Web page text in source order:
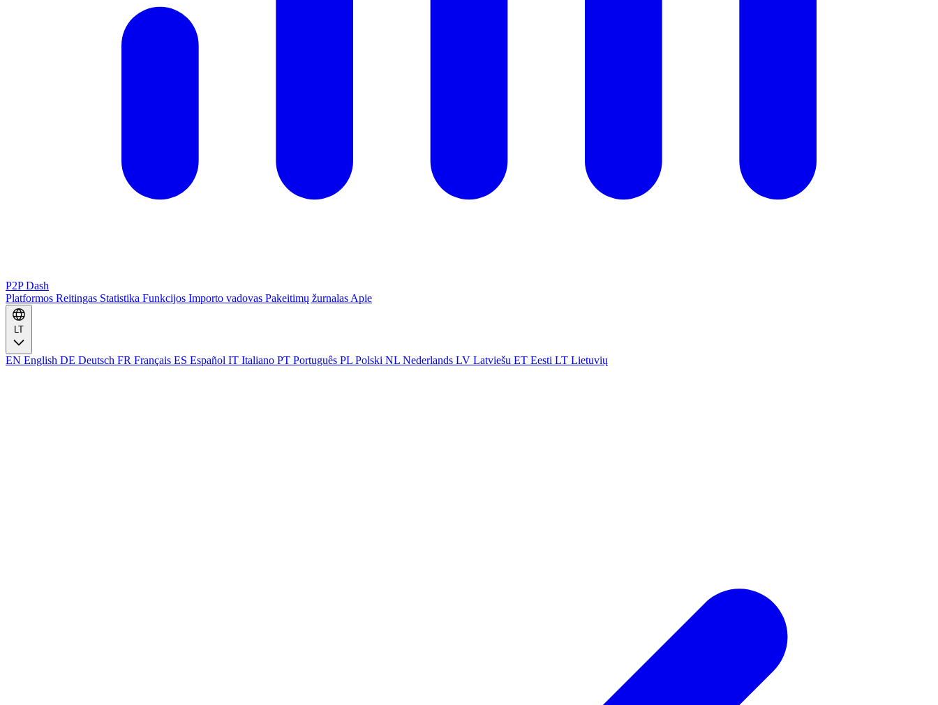
P2P Dash
Platformos Reitingas Statistika Funkcijos Importo vadovas Pakeitimų žurnalas Apie
LT
EN English DE Deutsch FR Français ES Español IT Italiano PT Português PL Polski NL Nederlands LV Latviešu ET Eesti LT Lietuvių